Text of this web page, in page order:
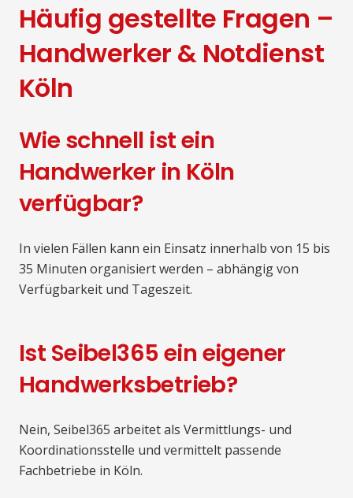
Häufig gestellte Fragen –
Handwerker & Notdienst
Köln
Wie schnell ist ein
Handwerker in Köln
verfügbar?
In vielen Fällen kann ein Einsatz innerhalb von 15 bis
35 Minuten organisiert werden – abhängig von
Verfügbarkeit und Tageszeit.
Ist Seibel365 ein eigener
Handwerksbetrieb?
Nein, Seibel365 arbeitet als Vermittlungs- und
Koordinationsstelle und vermittelt passende
Fachbetriebe in Köln.